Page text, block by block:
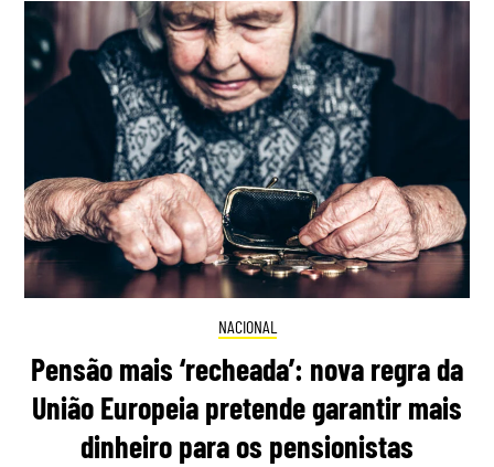
NACIONAL
Pensão mais ‘recheada’: nova regra da
União Europeia pretende garantir mais
dinheiro para os pensionistas